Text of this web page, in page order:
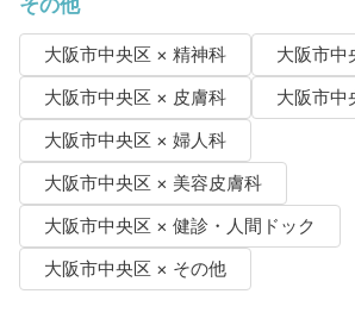
大阪市中央区 × 精神科
大阪市中
大阪市中央区 × 皮膚科
大阪市中
大阪市中央区 × 婦人科
大阪市中央区 × 美容皮膚科
大阪市中央区 × 健診・人間ドック
大阪市中央区 × その他